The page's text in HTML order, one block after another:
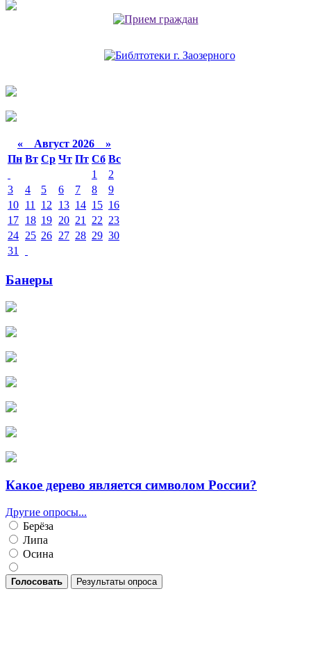
« Август 2026 »
Пн Вт Ср Чт Пт Сб Вс
1
2
3
4 5 6 7 8
9
10 11 12 13 14 15 16
17 18 19 20 21 22 23
24 25 26 27 28 29 30
31
Банеры
Какое дерево является символом России?
Другие опросы...
Берёза
Липа
Осина
Голосовать Результаты опроса